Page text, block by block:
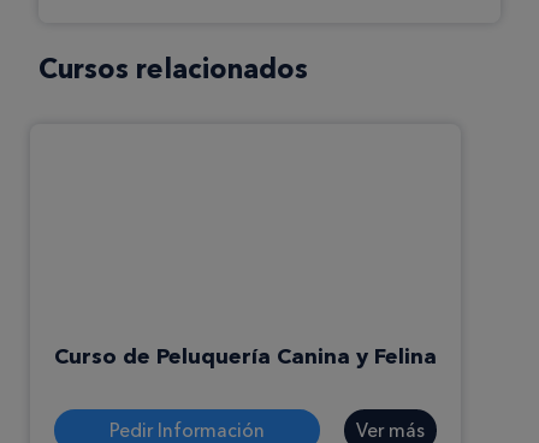
Cursos relacionados
Curso de Peluquería Canina y Felina
Pedir Información Ver más